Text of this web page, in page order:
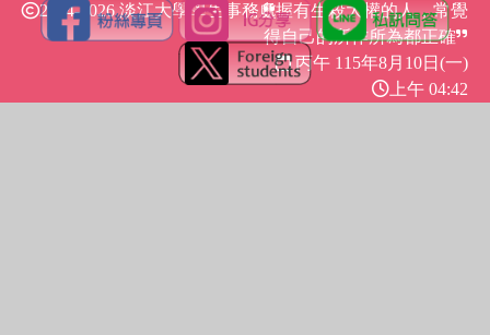
2024-2026 淡江大學學生事務處握有生殺大權的人，常覺
得自己的所作所為都正確
丙午 115年8月10日(一)
上午 04:42